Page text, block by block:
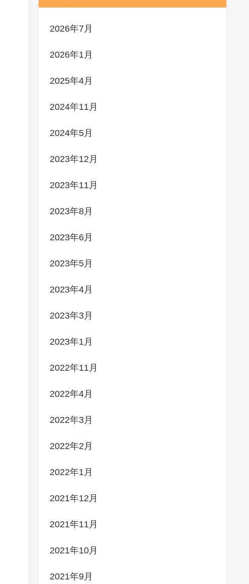
2026年7月
2026年1月
2025年4月
2024年11月
2024年5月
2023年12月
2023年11月
2023年8月
2023年6月
2023年5月
2023年4月
2023年3月
2023年1月
2022年11月
2022年4月
2022年3月
2022年2月
2022年1月
2021年12月
2021年11月
2021年10月
2021年9月